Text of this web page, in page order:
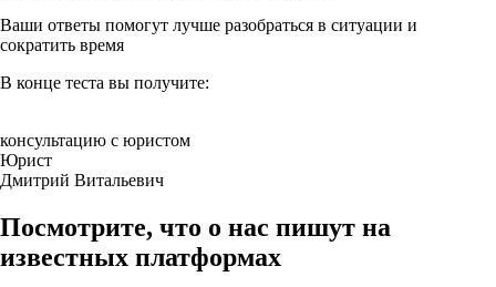
Ваши ответы помогут лучше разобраться в ситуации и
сократить время
В конце теста вы получите:
консультацию с юристом
Юрист
Дмитрий Витальевич
Посмотрите, что о нас пишут на
известных платформах